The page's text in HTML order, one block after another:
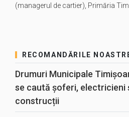
(managerul de cartier), Primăria
RECOMANDĂRILE
Drumuri Municipale
se caută șoferi, electricieni
construcții